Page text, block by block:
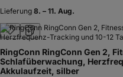
Lieferung 8. – 11. Aug.
RingConn RingConn Gen 2,
Schlafüberwachung,
Akkulaufzeit, silber